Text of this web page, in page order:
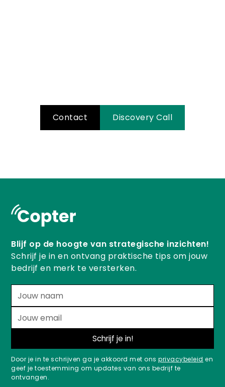
Contact Discovery Call
Blijf op de hoogte van strategische inzichten!
Schrijf je in en ontvang praktische tips om jouw
bedrijf en merk te versterken.
Door je in te schrijven ga je akkoord met onsprivacybeleid en
geef je toestemming om updates van ons bedrijf te
ontvangen.